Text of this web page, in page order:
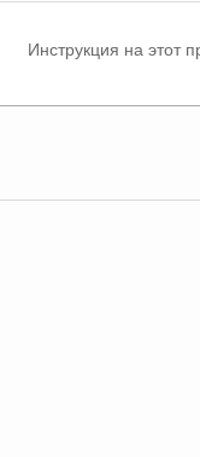
Инструкция на этот